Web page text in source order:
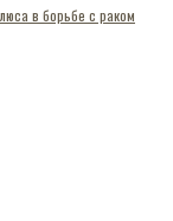
в борьбе с раком